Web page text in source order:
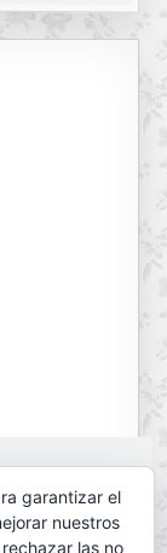
garantizar el
nuestros
las no